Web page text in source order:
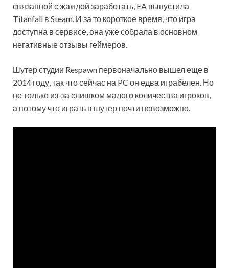
связанной с жаждой заработать, EA выпустила
Titanfall в Steam. И за то короткое время, что игра
доступна в сервисе, она уже собрала в основном
негативные отзывы геймеров.
Шутер студии Respawn первоначально вышел еще в
2014 году, так что сейчас на PC он едва играбелен. Но
не только из-за слишком малого количества игроков,
а потому что играть в шутер почти невозможно.